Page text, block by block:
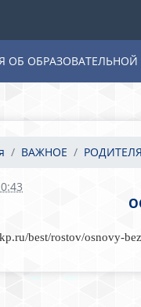
ОБ
ВАЖНОЕ
best/rostov/osnovy-